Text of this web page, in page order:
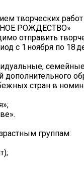
творческих
РОЖДЕСТВО»
отправить
с 1 ноября по 18
стран в
группам: